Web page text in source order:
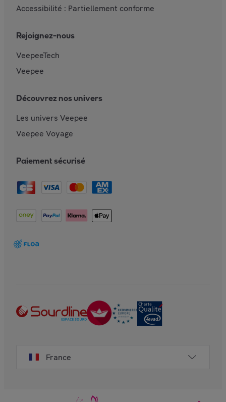
Accessibilité : Partiellement conforme
Rejoignez-nous
VeepeeTech
Veepee
Découvrez nos univers
Les univers Veepee
Veepee Voyage
Paiement sécurisé
France